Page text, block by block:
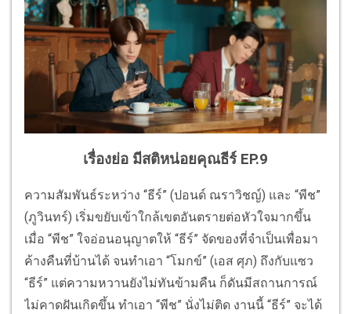
เรื่องย่อ มีสติหน่อยคุณธีร์ EP.9
ความสัมพันธ์ระหว่าง “ธีร์” (ปอนด์ ณราวิชญ์) และ “พีช”
(ภูวินทร์) เริ่มขยับเข้าใกล้เขตอันตรายต่อหัวใจมากขึ้น
เมื่อ “พีช” ใจอ่อนอนุญาตให้ “ธีร์” จัดของที่จำเป็นเพื่อมา
ค้างคืนที่บ้านได้ จนทำเอา “โมกข์” (เอส ศุภ) ถึงกับแซว
“ธีร์” แต่ความหวานยังไม่ทันข้ามคืน ก็ดันมีสถานการณ์
ไม่คาดฝันเกิดขึ้น ทำเอา “พีช” นั่งไม่ติด งานนี้ “ธีร์” จะได้